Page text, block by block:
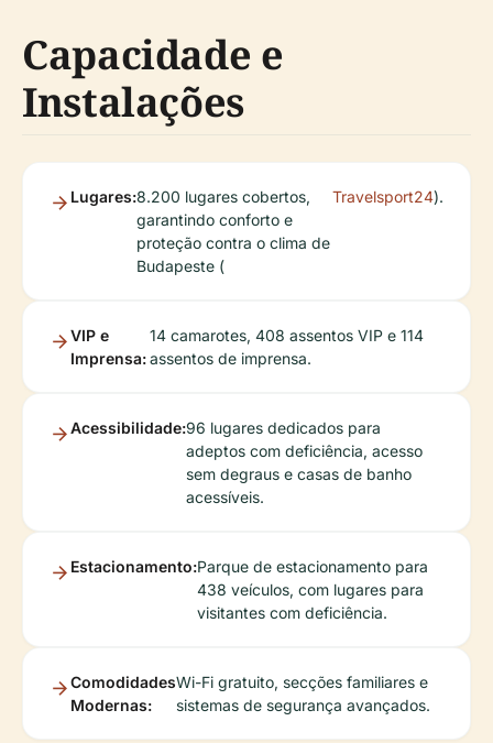
Capacidade e
Instalações
Lugares:8.200 lugares cobertos,
garantindo conforto e
proteção contra o clima de
Budapeste (
Travelsport24).
VIP e
Imprensa:
14 camarotes, 408 assentos VIP e 114
assentos de imprensa.
Acessibilidade:96 lugares dedicados para
adeptos com deficiência, acesso
sem degraus e casas de banho
acessíveis.
Estacionamento:Parque de estacionamento para
438 veículos, com lugares para
visitantes com deficiência.
Comodidades
Modernas:
Wi-Fi gratuito, secções familiares e
sistemas de segurança avançados.